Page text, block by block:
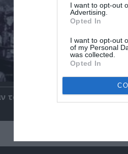
I want to opt-out
Advertising.
Opted In
I want to opt-out
of my Personal
was collected.
Opted In
του Ritz: Ένα κοινωνικό